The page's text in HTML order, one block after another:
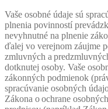
Vaše osobné údaje sú
plnenia povinností
nevyhnutné na plnenie
ďalej vo verejnom záujme
zmluvných a
dotknutej osoby. Vaše
zákonných podmienok
spracúvanie osobných
Zákona o ochrane